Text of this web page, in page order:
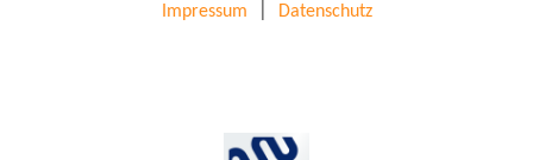
Impressum Datenschutz